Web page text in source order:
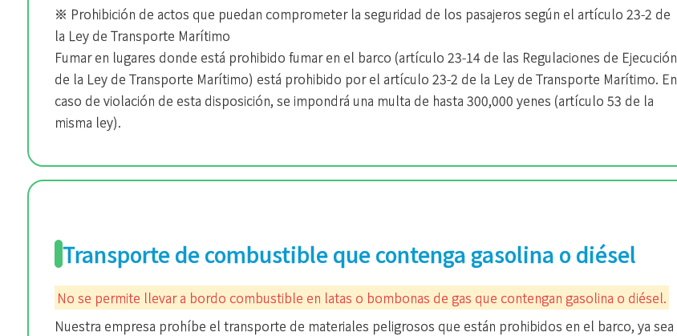
※ Prohibición de actos que puedan comprometer la seguridad de los pasajeros según el artículo 23-2 de
la Ley de Transporte Marítimo
Fumar en lugares donde está prohibido fumar en el barco (artículo 23-14 de las Regulaciones de Ejecución
de la Ley de Transporte Marítimo) está prohibido por el artículo 23-2 de la Ley de Transporte Marítimo. En
caso de violación de esta disposición, se impondrá una multa de hasta 300,000 yenes (artículo 53 de la
misma ley).
Transporte de combustible que contenga gasolina o diésel
No se permite llevar a bordo combustible en latas o bombonas de gas que contengan gasolina o diésel.
Nuestra empresa prohíbe el transporte de materiales peligrosos que están prohibidos en el barco, ya sea